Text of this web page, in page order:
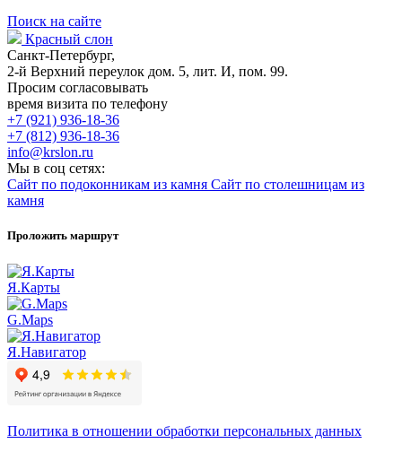
Поиск на сайте
Красный слон
Санкт-Петербург,
2-й Верхний переулок дом. 5, лит. И, пом. 99.
Просим согласовывать
время визита по телефону
+7 (921) 936-18-36
+7 (812) 936-18-36
info@krslon.ru
Мы в соц сетях:
Сайт по подоконникам из камня Сайт по столешницам из
камня
Проложить маршрут
Я.Карты
G.Maps
Я.Навигатор
Политика в отношении обработки персональных данных